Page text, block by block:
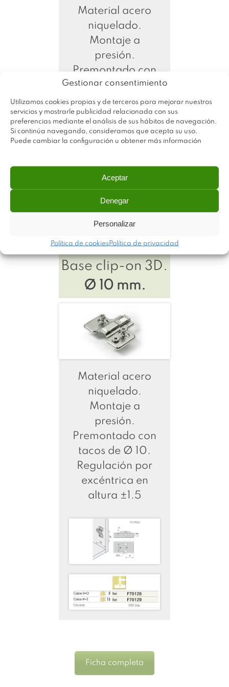
Gestionar consentimiento
Utilizamos cookies propias y de terceros para mejorar nuestros
servicios y mostrarle publicidad relacionada con sus
preferencias mediante el análisis de sus hábitos de navegación.
Si continúa navegando, consideramos que acepta su uso.
Puede cambiar la configuración u obtener más información
Aceptar
Denegar
Personalizar
Política de cookies Política de privacidad
Material acero
niquelado.
Montaje a
presión.
Premontado con
tacos de Ø 5.
Regulación por
excéntrica en
altura ±1.5.
Base clip-on 3D.
Ø 10 mm.
Material acero
niquelado.
Montaje a
presión.
Premontado con
tacos de Ø 10.
Regulación por
excéntrica en
altura ±1.5
Ficha completa